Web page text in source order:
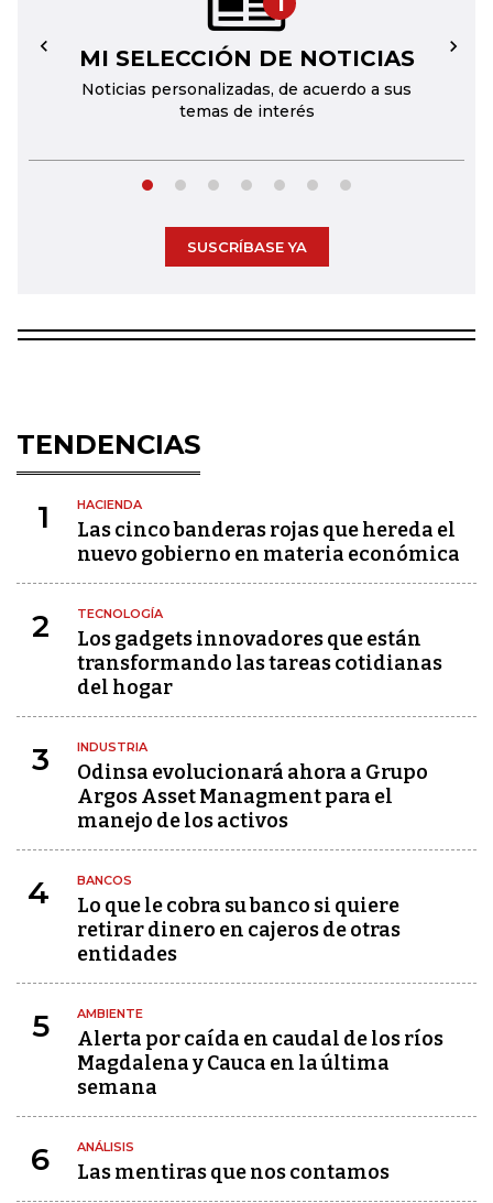
MI SELECCIÓN DE NOTICIAS
Noticias personalizadas, de acuerdo a sus
temas de interés
← →
SUSCRÍBASE YA
TENDENCIAS
1 HACIENDA
Las cinco banderas rojas que hereda el
nuevo gobierno en materia económica
2 TECNOLOGÍA
Los gadgets innovadores que están
transformando las tareas cotidianas
del hogar
3 INDUSTRIA
Odinsa evolucionará ahora a Grupo
Argos Asset Managment para el
manejo de los activos
4 BANCOS
Lo que le cobra su banco si quiere
retirar dinero en cajeros de otras
entidades
5 AMBIENTE
Alerta por caída en caudal de los ríos
Magdalena y Cauca en la última
semana
6 ANÁLISIS
Las mentiras que nos contamos